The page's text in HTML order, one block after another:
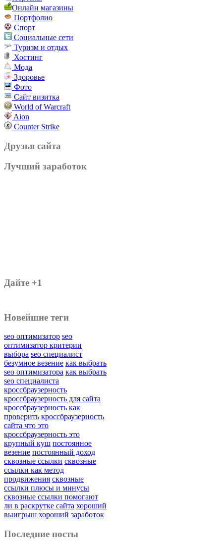
Онлайн магазины
Портфолио
Спорт
Социальные сети
Туризм и отдых
Хостинг
Мода
Здоровье
Фото
Сайт визитка
World of Warcraft
Aion
Counter Strike
Друзья сайта
Лучший заработок
Дайте +1
Новейшие теги
seo оптимизатор seo
оптимизатор критерии
выбора seo специалист
безумное везение как выбрать
seo оптимизатора как выбрать
seo специалиста
кроссбраузерность
кроссбраузерность для сайта
кроссбраузерность как
проверить кроссбраузерность
сайта что это
кроссбраузерность это
крупный куш постоянное
везение постоянный доход
сквозные ссылки сквозные
ссылки как метод
продвижения сквозные
ссылки плюсы и минусы
сквозные ссылки помогают
ли в раскрутке сайта хороший
выигрыш хороший заработок
Последние посты